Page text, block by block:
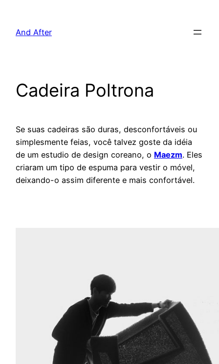
And After
Cadeira Poltrona
Se suas cadeiras são duras, desconfortáveis ou
simplesmente feias, você talvez goste da idéia
de um estudio de design coreano, o Maezm. Eles
criaram um tipo de espuma para vestir o móvel,
deixando-o assim diferente e mais confortável.